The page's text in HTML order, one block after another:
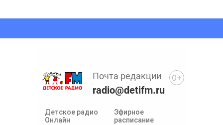
Детское радио
Онлайн
Эфирное
расписание
Почта редакции
radio@detifm.ru
0+